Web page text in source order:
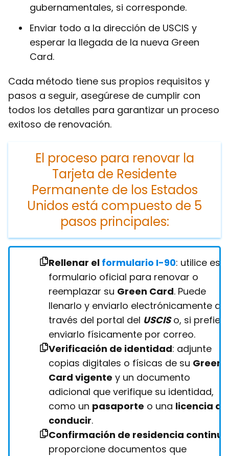
gubernamentales, si corresponde.
Enviar todo a la dirección de USCIS y
esperar la llegada de la nueva Green
Card.
Cada método tiene sus propios requisitos y
pasos a seguir, asegúrese de cumplir con
todos los detalles para garantizar un proceso
exitoso de renovación.
El proceso para renovar la
Tarjeta de Residente
Permanente de los Estados
Unidos está compuesto de 5
pasos principales:
Rellenar el formulario I-90: utilice este
formulario oficial para renovar o
reemplazar su Green Card. Puede
llenarlo y enviarlo electrónicamente a
través del portal del USCISo, si
enviarlo físicamente por correo.
Verificación de identidad: adjunte
copias digitales o físicas de su Green
Card vigente y un documento
adicional que verifique su identidad,
como un pasaporte o una licencia de
conducir.
Confirmación de residencia continua
proporcione documentos que